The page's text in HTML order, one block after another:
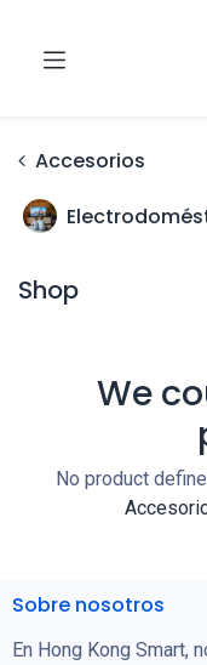
Accesorios
Shop
We
No product
Sobre nosotros
En Hong Kong Smart,